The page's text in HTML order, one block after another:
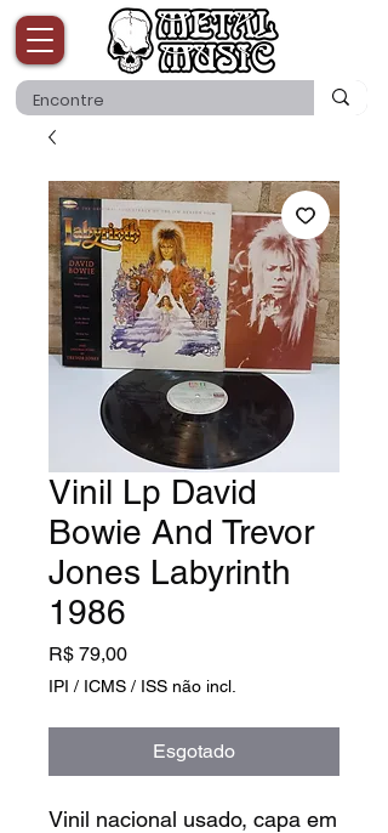
Vinil Lp David
Bowie And Trevor
Jones Labyrinth
1986
R$ 79,00Preço
IPI / ICMS / ISS não incl.
Esgotado
Vinil nacional usado, capa em